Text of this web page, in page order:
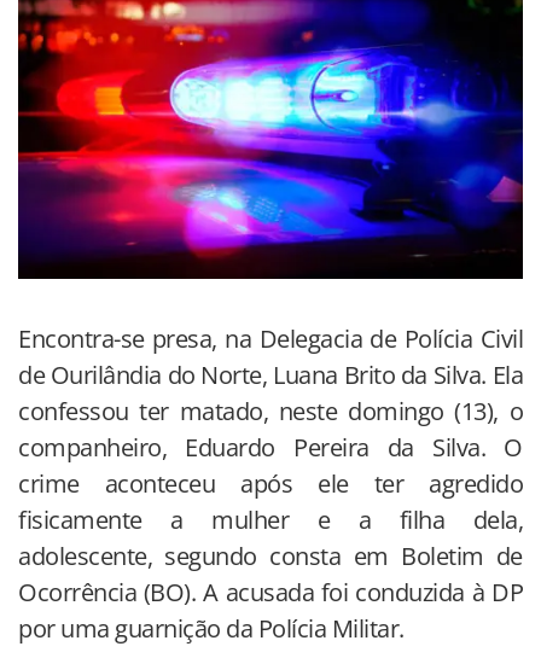
Encontra-se presa, na Delegacia de Polícia Civil
de Ourilândia do Norte, Luana Brito da Silva. Ela
confessou ter matado, neste domingo (13), o
companheiro, Eduardo Pereira da Silva. O
crime aconteceu após ele ter agredido
fisicamente a mulher e a filha dela,
adolescente, segundo consta em Boletim de
Ocorrência (BO). A acusada foi conduzida à DP
por uma guarnição da Polícia Militar.